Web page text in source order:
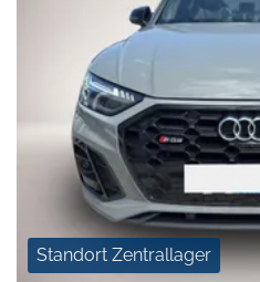
Standort Zentrallager